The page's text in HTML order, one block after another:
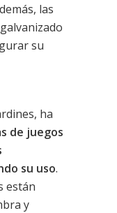
las
su
ha
de juegos
su uso.
están
y